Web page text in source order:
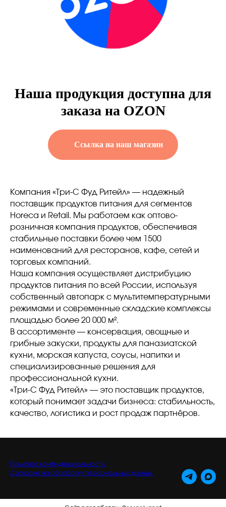
Наша продукция доступна для
заказа на OZON
Ссылка на наш магазин
Компания «Три-С Фуд Ритейл» — надежный
поставщик продуктов питания для сегментов
Horeca и Retail. Мы работаем как оптово-
розничная компания продуктов, обеспечивая
стабильные поставки более чем 1500
наименований для ресторанов, кафе, сетей и
торговых компаний.
Наша компания осуществляет дистрибуцию
продуктов питания по всей России, используя
собственный автопарк с мультитемпературными
режимами и современные складские комплексы
площадью более 20 000 м².
В ассортименте — консервация, овощные и
грибные закуски, продукты для паназиатской
кухни, морская капуста, соусы, напитки и
специализированные решения для
профессиональной кухни.
«Три-С Фуд Ритейл» — это поставщик продуктов,
который понимает задачи бизнеса: стабильность,
качество, логистика и рост продаж партнёров.
Политика конфиденциальности.
Согласие на обработку персональных данных.